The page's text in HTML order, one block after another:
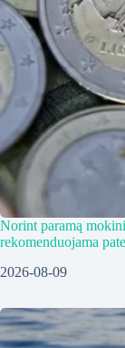
Norint paramą
rekomenduojama
2026-08-09